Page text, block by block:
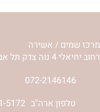
עם
מרכז שמים / אשירה
רחוב יחיאלי 4 נוה צדק תל אביב
072-2146146
5172 טלפון ארה"ב